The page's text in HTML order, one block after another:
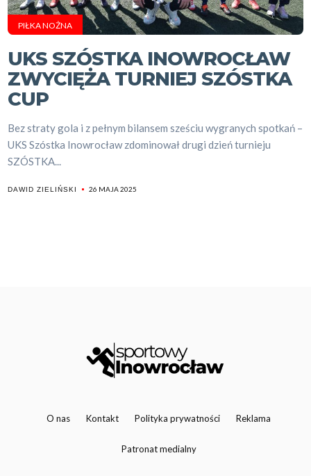
PIŁKA NOŻNA
UKS SZÓSTKA INOWROCŁAW
ZWYCIĘŻA TURNIEJ SZÓSTKA
CUP
Bez straty gola i z pełnym bilansem sześciu wygranych spotkań –
UKS Szóstka Inowrocław zdominował drugi dzień turnieju
SZÓSTKA...
DAWID ZIELIŃSKI 26 MAJA 2025
O nas Kontakt Polityka prywatności Reklama
Patronat medialny